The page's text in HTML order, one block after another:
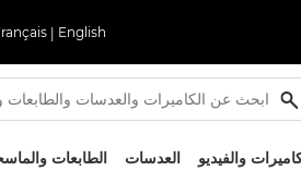
English
|
والفيديو العدسات الطابعات